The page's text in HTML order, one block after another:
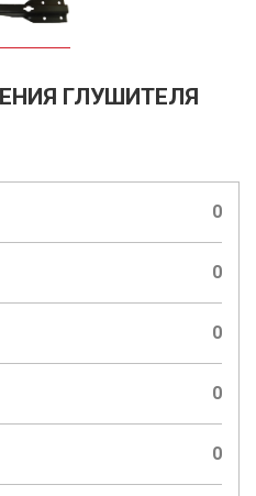
ГЛУШИТЕЛЯ
0
0
0
0
0